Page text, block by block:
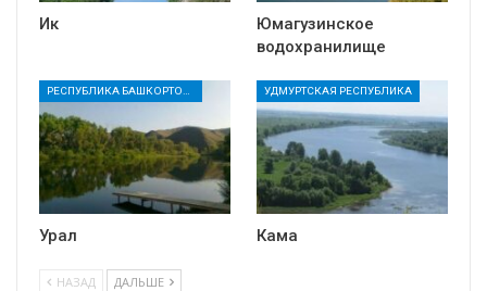
Ик
Юмагузинское
водохранилище
Урал
УДМУРТСКАЯ РЕСПУБЛИКА
Кама
НАЗАД ДАЛЬШЕ